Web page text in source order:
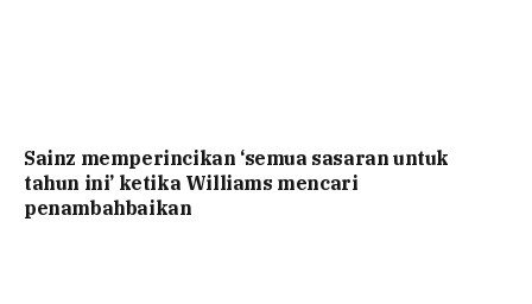
Sainz memperincikan ‘semua sasaran untuk
tahun ini’ ketika Williams mencari
penambahbaikan